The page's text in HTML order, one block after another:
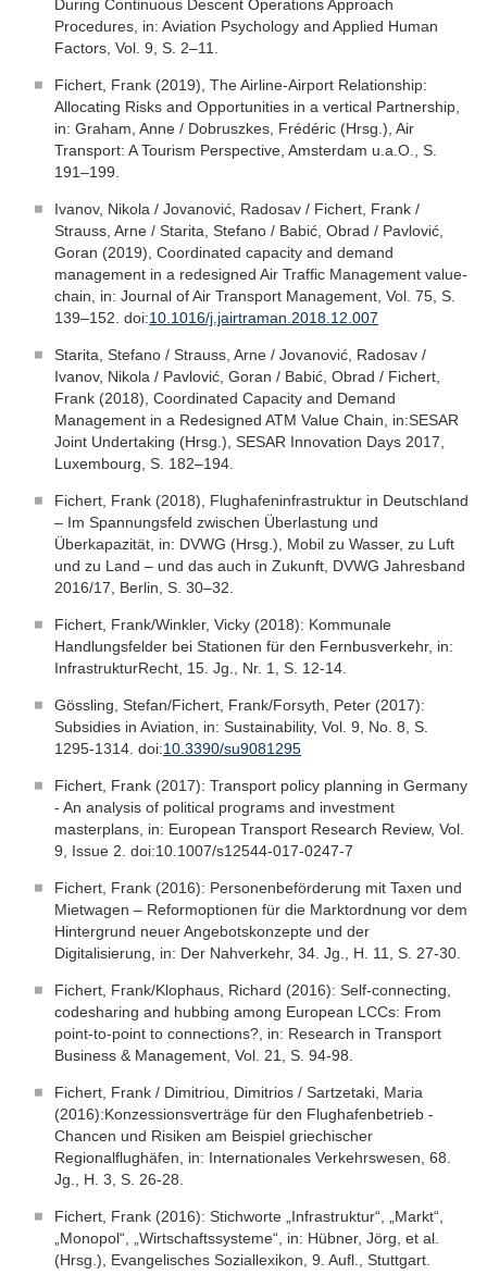
During Continuous Descent Operations Approach
Procedures, in: Aviation Psychology and Applied Human
Factors, Vol. 9, S. 2–11.
Fichert, Frank (2019), The Airline-Airport Relationship:
Allocating Risks and Opportunities in a vertical Partnership,
in: Graham, Anne / Dobruszkes, Frédéric (Hrsg.), Air
Transport: A Tourism Perspective, Amsterdam u.a.O., S.
191–199.
Ivanov, Nikola / Jovanović, Radosav / Fichert, Frank /
Strauss, Arne / Starita, Stefano / Babić, Obrad / Pavlović,
Goran (2019), Coordinated capacity and demand
management in a redesigned Air Traffic Management value-
chain, in: Journal of Air Transport Management, Vol. 75, S.
139–152. doi:10.1016/j.jairtraman.2018.12.007
Starita, Stefano / Strauss, Arne / Jovanović, Radosav /
Ivanov, Nikola / Pavlović, Goran / Babić, Obrad / Fichert,
Frank (2018), Coordinated Capacity and Demand
Management in a Redesigned ATM Value Chain, in:SESAR
Joint Undertaking (Hrsg.), SESAR Innovation Days 2017,
Luxembourg, S. 182–194.
Fichert, Frank (2018), Flughafeninfrastruktur in Deutschland
– Im Spannungsfeld zwischen Überlastung und
Überkapazität, in: DVWG (Hrsg.), Mobil zu Wasser, zu Luft
und zu Land – und das auch in Zukunft, DVWG Jahresband
2016/17, Berlin, S. 30–32.
Fichert, Frank/Winkler, Vicky (2018): Kommunale
Handlungsfelder bei Stationen für den Fernbusverkehr, in:
InfrastrukturRecht, 15. Jg., Nr. 1, S. 12-14.
Gössling, Stefan/Fichert, Frank/Forsyth, Peter (2017):
Subsidies in Aviation, in: Sustainability, Vol. 9, No. 8, S.
1295-1314. doi:10.3390/su9081295
Fichert, Frank (2017): Transport policy planning in Germany
- An analysis of political programs and investment
masterplans, in: European Transport Research Review, Vol.
9, Issue 2. doi:10.1007/s12544-017-0247-7
Fichert, Frank (2016): Personenbeförderung mit Taxen und
Mietwagen – Reformoptionen für die Marktordnung vor dem
Hintergrund neuer Angebotskonzepte und der
Digitalisierung, in: Der Nahverkehr, 34. Jg., H. 11, S. 27-30.
Fichert, Frank/Klophaus, Richard (2016): Self-connecting,
codesharing and hubbing among European LCCs: From
point-to-point to connections?, in: Research in Transport
Business & Management, Vol. 21, S. 94-98.
Fichert, Frank / Dimitriou, Dimitrios / Sartzetaki, Maria
(2016):Konzessionsverträge für den Flughafenbetrieb -
Chancen und Risiken am Beispiel griechischer
Regionalflughäfen, in: Internationales Verkehrswesen, 68.
Jg., H. 3, S. 26-28.
Fichert, Frank (2016): Stichworte „Infrastruktur“, „Markt“,
„Monopol“, „Wirtschaftssysteme“, in: Hübner, Jörg, et al.
(Hrsg.), Evangelisches Soziallexikon, 9. Aufl., Stuttgart.